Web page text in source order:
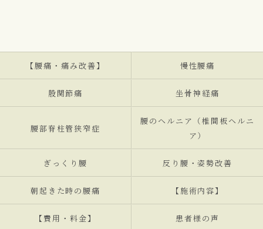
【腰痛・痛み改善】 慢性腰痛
股関節痛 坐骨神経痛
腰部脊柱管狭窄症
腰のヘルニア（椎間板ヘルニ
ア）
ぎっくり腰 反り腰・姿勢改善
朝起きた時の腰痛 【施術内容】
【費用・料金】 患者様の声